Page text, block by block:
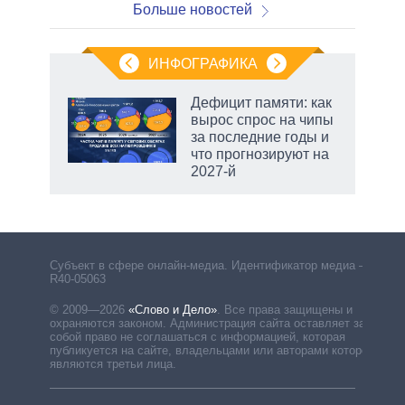
Больше новостей
ИНФОГРАФИКА
Дефицит памяти: как
вырос спрос на чипы
за последние годы и
что прогнозируют на
2027-й
Субъект в сфере онлайн-медиа. Идентификатор медиа –
R40-05063
© 2009—2026 «Слово и Дело» Все права защищены и
охраняются законом. Администрация сайта оставляет за
собой право не соглашаться с информацией, которая
публикуется на сайте, владельцами или авторами которой
являются третьи лица.